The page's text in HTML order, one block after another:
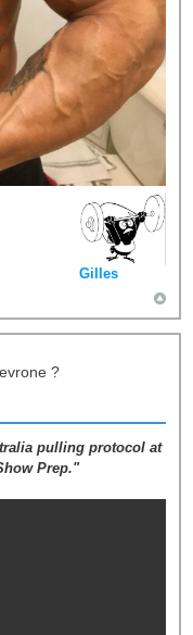
Gilles
?
pulling protocol at
Prep."